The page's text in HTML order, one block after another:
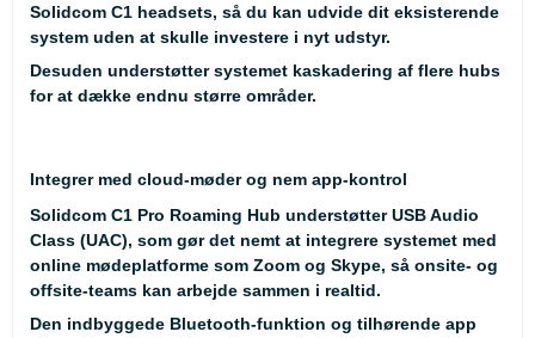
Solidcom C1 headsets, så du kan udvide dit eksisterende
system uden at skulle investere i nyt udstyr.
Desuden understøtter systemet kaskadering af flere hubs
for at dække endnu større områder.
Integrer med cloud-møder og nem app-kontrol
Solidcom C1 Pro Roaming Hub understøtterUSB Audio
Class (UAC), som gør det nemt at integrere systemet med
online mødeplatforme som Zoom og Skype, så onsite- og
offsite-teams kan arbejde sammen i realtid.
Den indbyggede Bluetooth-funktion og tilhørende app